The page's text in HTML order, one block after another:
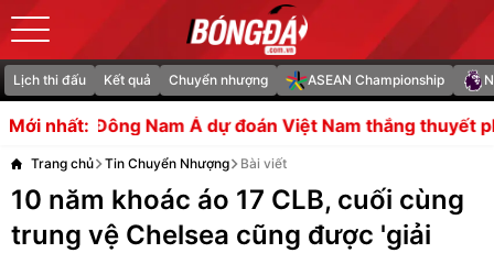
Lịch thi đấu Kết quả Chuyển nhượng ASEAN Championship
Mới nhất:
Á dự đoán Việt Nam thắng thuyết phục Malaysia
Trang chủ Tin Chuyển Nhượng Bài viết
10 năm khoác áo 17 CLB, cuối cùng
trung vệ Chelsea cũng được 'giải